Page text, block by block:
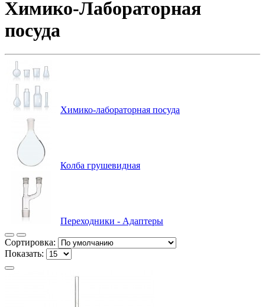
Химико-Лабораторная
посуда
Химико-лабораторная посуда
Колба грушевидная
Переходники - Адаптеры
Сортировка:
Показать: